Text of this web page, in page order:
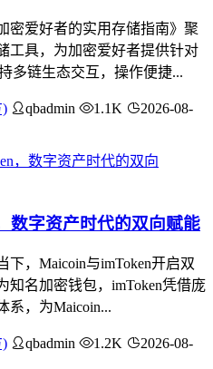
密爱好者的实用存储指南》聚
工具，为加密爱好者提供针对
多链生态交互，操作便捷...
) qbadmin 1.1K
2026-08-
数字资产时代的双向赋能
下，Maicoin与imToken开启双
知名加密钱包，imToken凭借庞
系，为Maicoin...
) qbadmin 1.2K
2026-08-